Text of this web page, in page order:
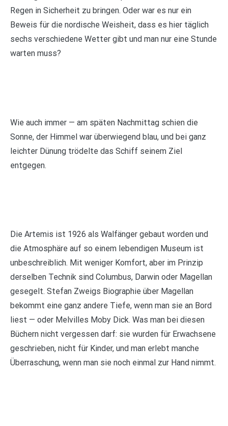
Regen in Sicherheit zu bringen. Oder war es nur ein
Beweis für die nordische Weisheit, dass es hier täglich
sechs verschiedene Wetter gibt und man nur eine Stunde
warten muss?
Wie auch immer — am späten Nachmittag schien die
Sonne, der Himmel war überwiegend blau, und bei ganz
leichter Dünung trödelte das Schiff seinem Ziel
entgegen.
Die Artemis ist 1926 als Walfänger gebaut worden und
die Atmosphäre auf so einem lebendigen Museum ist
unbeschreiblich. Mit weniger Komfort, aber im Prinzip
derselben Technik sind Columbus, Darwin oder Magellan
gesegelt. Stefan Zweigs Biographie über Magellan
bekommt eine ganz andere Tiefe, wenn man sie an Bord
liest — oder Melvilles Moby Dick. Was man bei diesen
Büchern nicht vergessen darf: sie wurden für Erwachsene
geschrieben, nicht für Kinder, und man erlebt manche
Überraschung, wenn man sie noch einmal zur Hand nimmt.